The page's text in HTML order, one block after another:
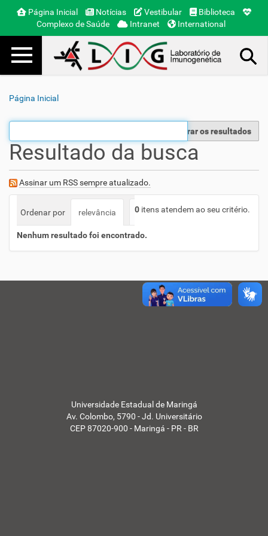
Página Inicial Notícias Vestibular
Biblioteca
Complexo de Saúde
Intranet International
Toggle navigation
Página Inicial
Filtrar os resultados
Resultado da busca
Assinar um RSS sempre atualizado.
0 itens atendem ao seu critério.
Ordenar por relevância data (mais recente primeiro)
Nenhum resultado foi encontrado.
Universidade Estadual de Maringá
Av. Colombo, 5790 - Jd. Universitário
CEP 87020-900 - Maringá - PR - BR